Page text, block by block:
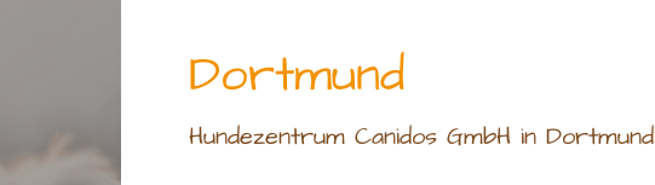
Dortmund
Hundezentrum Canidos GmbH in Dortmund